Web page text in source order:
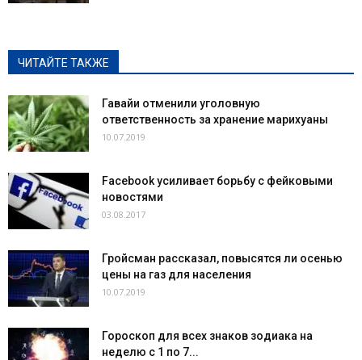
ЧИТАЙТЕ ТАКЖЕ
Гавайи отменили уголовную
ответственность за хранение марихуаны
10.07.2019
Facebook усиливает борьбу с фейковыми
новостями
03.08.2017
Гройсман рассказал, повысятся ли осенью
цены на газ для населения
10.07.2019
Гороскоп для всех знаков зодиака на
неделю с 1 по 7...